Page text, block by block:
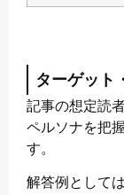
ターゲット
記事の想定読
ペルソナを把
す。
解答例として